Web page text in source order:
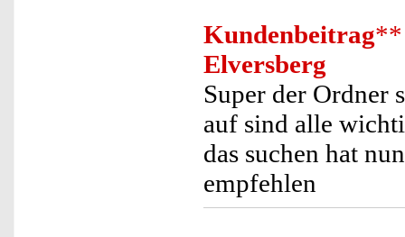
Kundenbeitrag**
Elversberg
Super der Ordner
auf sind alle
das suchen hat
empfehlen